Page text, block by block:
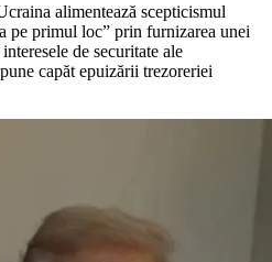
alimentează scepticismul
pe primul loc” prin furnizarea unei
de securitate ale
capăt epuizării trezoreriei